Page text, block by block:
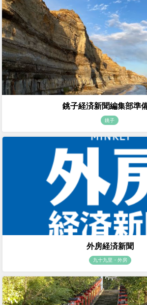
銚子経済新聞編集部準
銚子
外房経済新聞
九十九里・外房